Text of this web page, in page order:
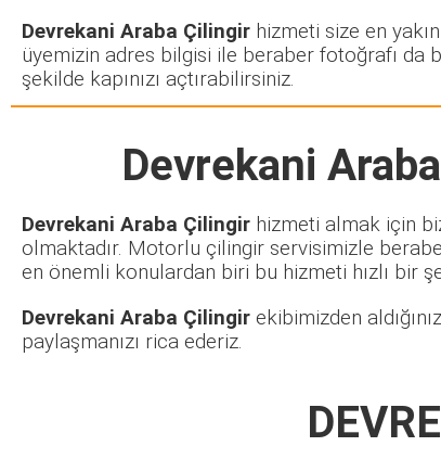
Devrekani Araba Çilingir hizmeti size en
üyemizin adres bilgisi ile beraber fotoğrafı da
şekilde kapınızı açtırabilirsiniz.
Devrekani
Devrekani Araba Çilingir hizmeti almak için
olmaktadır. Motorlu çilingir servisimizle
en önemli konulardan biri bu hizmeti hızlı bir
Devrekani Araba Çilingir ekibimizden
paylaşmanızı rica ederiz.